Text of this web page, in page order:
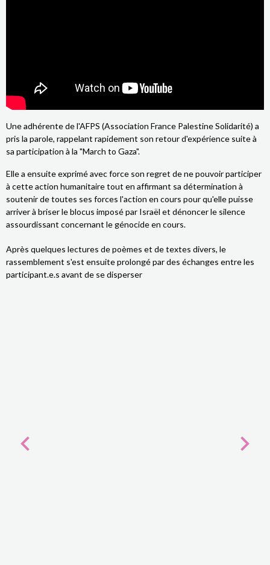
Une adhérente de l'AFPS (Association France Palestine Solidarité) a
pris la parole, rappelant rapidement son retour d'expérience suite à
sa participation à la "March to Gaza".
Elle a ensuite exprimé avec force son regret de ne pouvoir participer
à cette action humanitaire tout en affirmant sa détermination à
soutenir de toutes ses forces l'action en cours pour qu'elle puisse
arriver à briser le blocus imposé par Israël et dénoncer le silence
assourdissant concernant le génocide en cours.
Après quelques lectures de poèmes et de textes divers, le
rassemblement s'est ensuite prolongé par des échanges entre les
participant.e.s avant de se disperser